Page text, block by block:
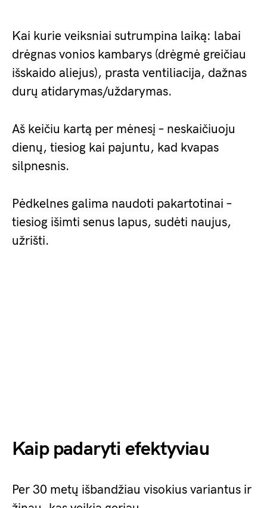
Kai kurie veiksniai sutrumpina laiką: labai
drėgnas vonios kambarys (drėgmė greičiau
išskaido aliejus), prasta ventiliacija, dažnas
durų atidarymas/uždarymas.
Aš keičiu kartą per mėnesį – neskaičiuoju
dienų, tiesiog kai pajuntu, kad kvapas
silpnesnis.
Pėdkelnes galima naudoti pakartotinai –
tiesiog išimti senus lapus, sudėti naujus,
užrišti.
Kaip padaryti efektyviau
Per 30 metų išbandžiau visokius variantus ir